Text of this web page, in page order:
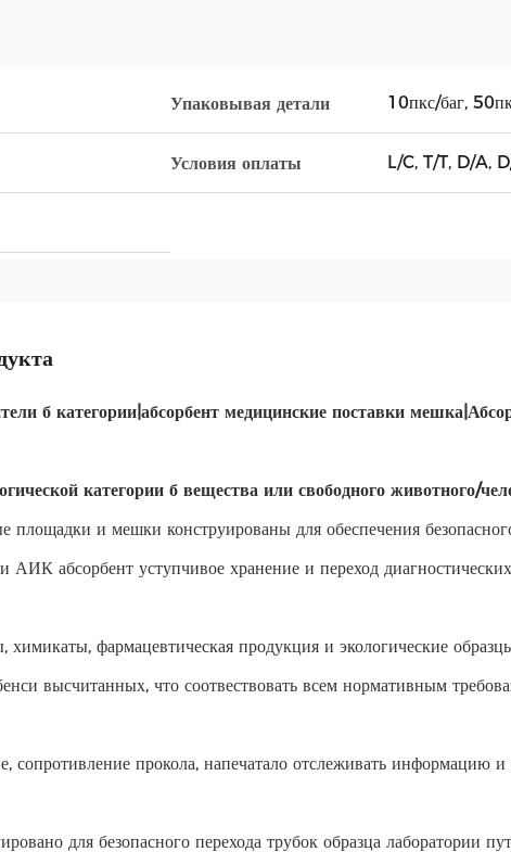
Упаковывая детали 10пкс/баг,
Условия оплаты L/C, T/T, D/A,
б категории|абсорбент медицинские поставки
категории б вещества или свободного животного/
площадки и мешки конструированы для обеспечения
АИК абсорбент уступчивое хранение и переход
химикаты, фармацевтическая продукция и экологические
высчитанных, что соотвествовать всем нормативным
сопротивление прокола, напечатало отслеживать информацию
для безопасного перехода трубок образца лаборатории